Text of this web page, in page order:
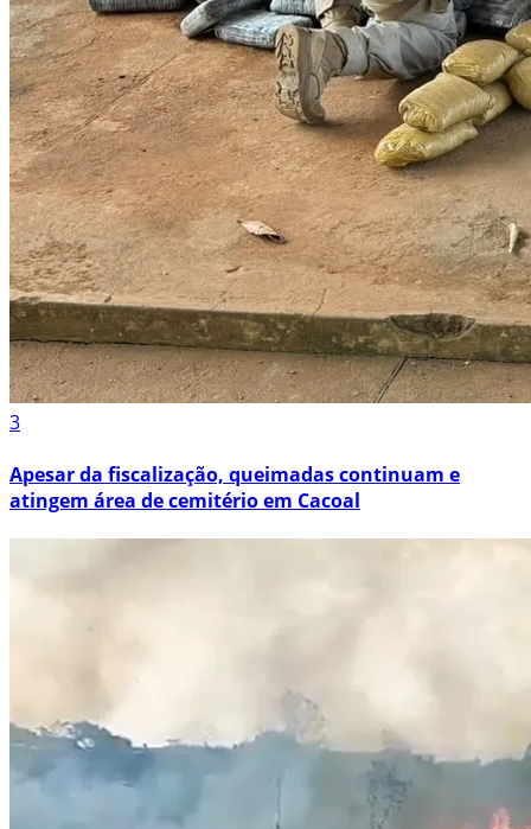
3
Apesar da fiscalização, queimadas continuam e
atingem área de cemitério em Cacoal